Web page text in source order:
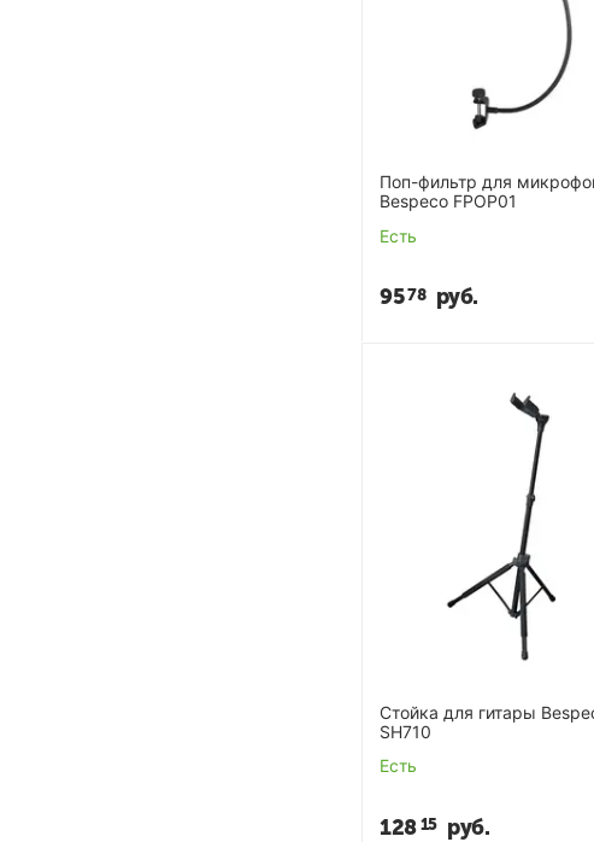
Поп-фильтр для
Bespeco FPOP01
Есть
9578 руб.
Стойка для гитары
SH710
Есть
12815 руб.